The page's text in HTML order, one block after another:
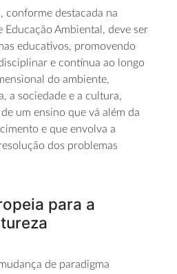
conforme destacada na
Educação Ambiental, deve ser
educativos, promovendo
e contínua ao longo
do ambiente,
a sociedade e a cultura,
um ensino que vá além da
e que envolva a
dos problemas
para a
de paradigma